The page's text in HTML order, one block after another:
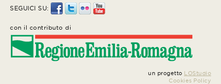
SEGUICI SU:
con il contributo di
un progetto LOStudio
Cookies Policy